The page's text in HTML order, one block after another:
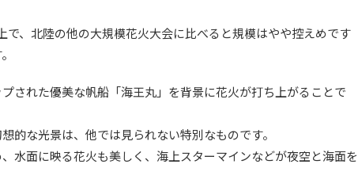
で、北陸の他の大規模花火大会に比べると規模はやや控えめです
された優美な帆船「海王丸」を背景に花火が打ち上がることで
的な光景は、他では見られない特別なものです。
水面に映る花火も美しく、海上スターマインなどが夜空と海面を